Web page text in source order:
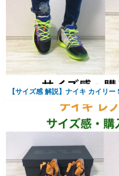
【サイズ感 解説】ナイキ カイリ